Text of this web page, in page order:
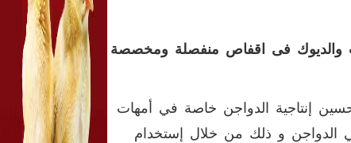
والديوك فى اقفاص منفصلة ومخصصة
إنتاجية الدواجن خاصة في أمهات
الدواجن و ذلك من خلال إستخدام